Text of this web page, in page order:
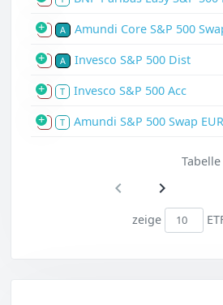
S A Amundi Core S&P 500
S A Invesco S&P 500 Dist
S T Invesco S&P 500 Acc
S T Amundi S&P 500 Swap
zeige